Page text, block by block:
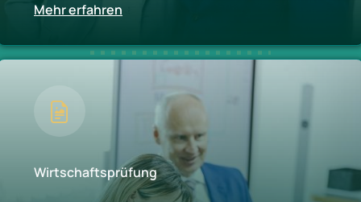
Mehr erfahren
Wirtschaftsprüfung